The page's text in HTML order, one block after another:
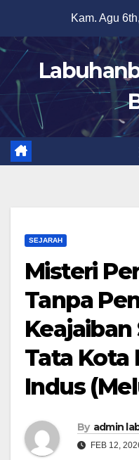
content
Kam. Agu
SEJARAH
Misteri
Tanpa
Keajaiban
Tata Kota
Indus
By admin
FEB 12,